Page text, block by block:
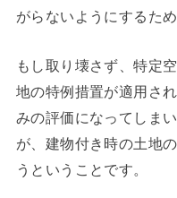
がらないようにするため
もし取り壊さず、特定
地の特例措置が適用さ
みの評価になってしま
が、建物付き時の土地
うということです。